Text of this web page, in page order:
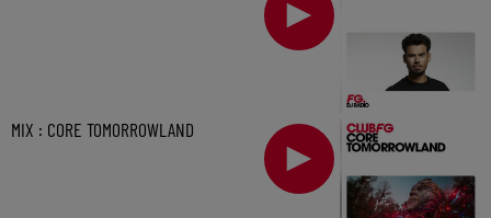
MIX : CORE TOMORROWLAND